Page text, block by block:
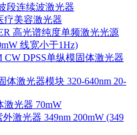
段连续波激光器
疗美容激光器
高光谱纯度单频激光光源
线宽小于1Hz)
CW DPSS单纵模固体激光器
体激光器模块 320-640nm 20-
激光器 70mW
激光器 349nm 200mW (349